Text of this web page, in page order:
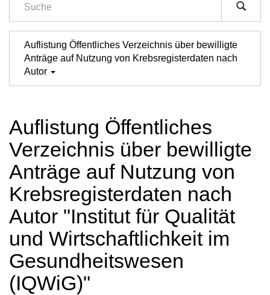
der
Auflistung Öffentliches Verzeichnis über bewilligte
Anträge auf Nutzung von Krebsregisterdaten nach
Autor
Auflistung Öffentliches
Verzeichnis über bewilligte
Anträge auf Nutzung von
Krebsregisterdaten nach
Autor "Institut für Qualität
und Wirtschaftlichkeit im
Gesundheitswesen
(IQWiG)"